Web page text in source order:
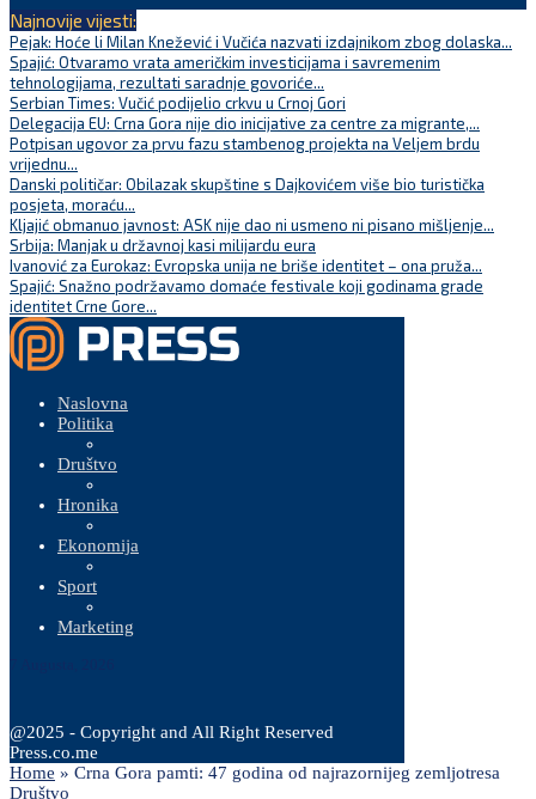
Najnovije vijesti:
Pejak: Hoće li Milan Knežević i Vučića nazvati izdajnikom zbog dolaska...
Spajić: Otvaramo vrata američkim investicijama i savremenim
tehnologijama, rezultati saradnje govoriće...
Serbian Times: Vučić podijelio crkvu u Crnoj Gori
Delegacija EU: Crna Gora nije dio inicijative za centre za migrante,...
Potpisan ugovor za prvu fazu stambenog projekta na Veljem brdu
vrijednu...
Danski političar: Obilazak skupštine s Dajkovićem više bio turistička
posjeta, moraću...
Kljajić obmanuo javnost: ASK nije dao ni usmeno ni pisano mišljenje...
Srbija: Manjak u državnoj kasi milijardu eura
Ivanović za Eurokaz: Evropska unija ne briše identitet – ona pruža...
Spajić: Snažno podržavamo domaće festivale koji godinama grade
identitet Crne Gore...
Naslovna
Politika
Društvo
Hronika
Ekonomija
Sport
Marketing
@2025 - Copyright and All Right Reserved
Press.co.me
Home » Crna Gora pamti: 47 godina od najrazornijeg zemljotresa
Društvo